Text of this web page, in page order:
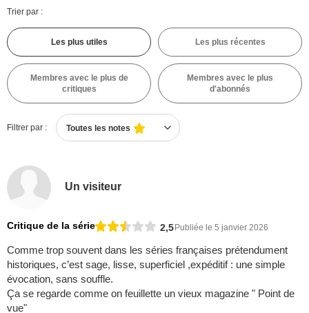
Trier par :
Les plus utiles Les plus récentes
Membres avec le plus de
critiques
Membres avec le plus
d'abonnés
Filtrer par : Toutes les notes
Un visiteur
Critique de la série 2,5Publiée le 5 janvier 2026
Comme trop souvent dans les séries françaises prétendument
historiques, c’est sage, lisse, superficiel ,expéditif : une simple
évocation, sans souffle.
Ça se regarde comme on feuillette un vieux magazine " Point de
vue"